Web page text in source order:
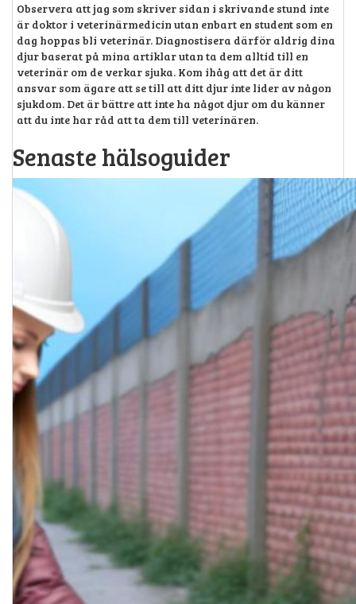
Observera att jag som skriver sidan i skrivande stund inte
är doktor i veterinärmedicin utan enbart en student som en
dag hoppas bli veterinär. Diagnostisera därför aldrig dina
djur baserat på mina artiklar utan ta dem alltid till en
veterinär om de verkar sjuka. Kom ihåg att det är ditt
ansvar som ägare att se till att ditt djur inte lider av någon
sjukdom. Det är bättre att inte ha något djur om du känner
att du inte har råd att ta dem till veterinären.
Senaste hälsoguider